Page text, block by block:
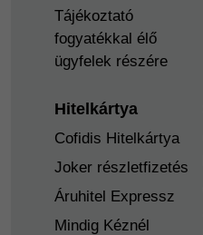
Tájékoztató
fogyatékkal élő
ügyfelek részére
Hitelkártya
Cofidis Hitelkártya
Joker részletfizetés
Áruhitel Expressz
Mindig Kéznél